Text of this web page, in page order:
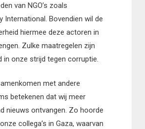
van NGO’s zoals
International. Bovendien wil de
hiermee deze actoren in
Zulke maatregelen zijn
in onze strijd tegen corruptie.
met andere
betekenen dat wij meer
nieuws ontvangen. Zo hoorde
collega’s in Gaza, waarvan